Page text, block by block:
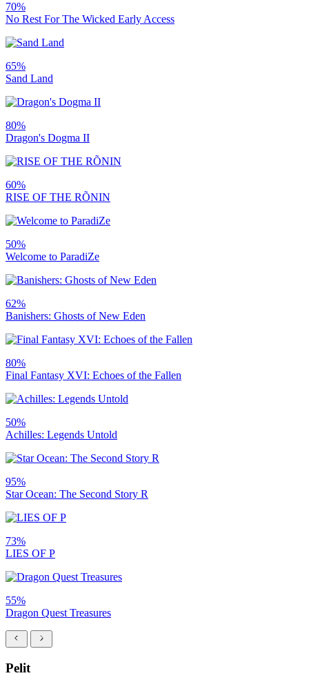
70%
No Rest For The Wicked Early Access
65%
Sand Land
80%
Dragon's Dogma II
60%
RISE OF THE RÕNIN
50%
Welcome to ParadiZe
62%
Banishers: Ghosts of New Eden
80%
Final Fantasy XVI: Echoes of the Fallen
50%
Achilles: Legends Untold
95%
Star Ocean: The Second Story R
73%
LIES OF P
55%
Dragon Quest Treasures
Pelit